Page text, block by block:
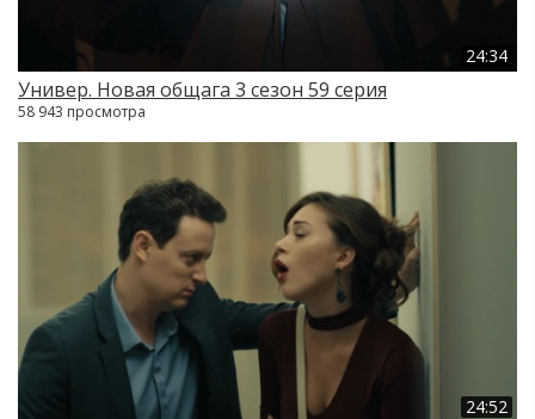
24:34
Универ. Новая общага 3 сезон 59 серия
58 943 просмотра
24:52